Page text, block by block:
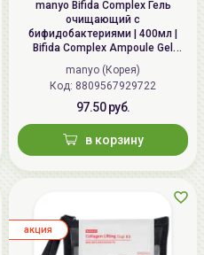
manyo Bifida Complex Гель
очищающий с
бифидобактериями | 400мл |
Bifida Complex Ampoule Gel
Cleanser
manyo (Корея)
Код: 8809567929722
97.50 руб.
в корзину
aкция